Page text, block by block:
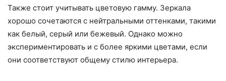
Также стоит учитывать цветовую гамму. Зеркала
хорошо сочетаются с нейтральными оттенками, такими
как белый, серый или бежевый. Однако можно
экспериментировать и с более яркими цветами, если
они соответствуют общему стилю интерьера.